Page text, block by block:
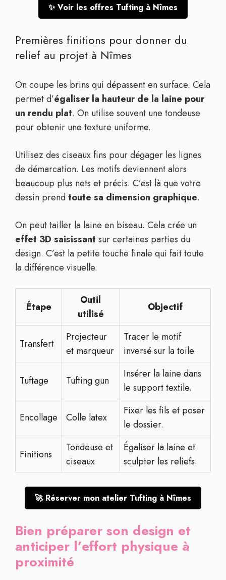
✨ Voir les offres Tufting à Nîmes
Premières finitions pour donner du
relief au projet à Nîmes
On coupe les brins qui dépassent en surface. Cela
permet d’égaliser la hauteur de la laine pour
un rendu plat. On utilise souvent une tondeuse
pour obtenir une texture uniforme.
Utilisez des ciseaux fins pour dégager les lignes
de démarcation. Les motifs deviennent alors
beaucoup plus nets et précis. C’est là que votre
dessin prendtoute sa dimension graphique.
On peut tailler la laine en biseau. Cela crée un
effet 3D saisissant sur certaines parties du
design. C’est la petite touche finale qui fait toute
la différence visuelle.
Étape
Outil
utilisé
Objectif
Transfert
Projecteur
et marqueur
Tracer le motif
inversé sur la toile.
Tuftage Tufting gun
Insérer la laine dans
le support textile.
Encollage Colle latex
Fixer les fils et poser
le dossier.
Finitions
Tondeuse et
ciseaux
Égaliser la laine et
sculpter les reliefs.
🚀 Réserver mon atelier Tufting à Nîmes
Bien préparer son design et
anticiper l’effort physique à
proximité